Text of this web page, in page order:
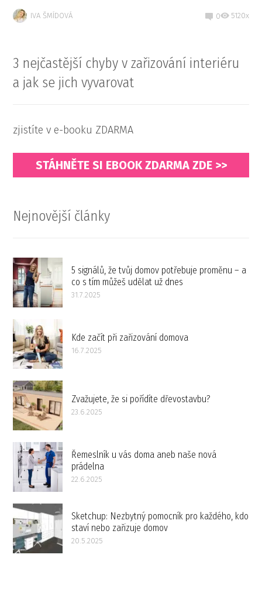
IVA ŠMÍDOVÁ 0 5120x
3 nejčastější chyby v zařizování interiéru
a jak se jich vyvarovat
zjistíte v e-booku ZDARMA
STÁHNĚTE SI EBOOK ZDARMA ZDE >>
Nejnovější články
5 signálů, že tvůj domov potřebuje proměnu – a
co s tím můžeš udělat už dnes
31.7.2025
Kde začít při zařizování domova
16.7.2025
Zvažujete, že si pořídíte dřevostavbu?
23.6.2025
Řemeslník u vás doma aneb naše nová
prádelna
22.6.2025
Sketchup: Nezbytný pomocník pro každého, kdo
staví nebo zařizuje domov
20.5.2025